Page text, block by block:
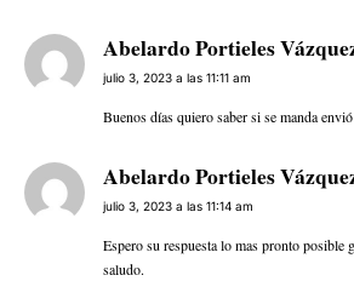
Abelardo Portieles
julio 3, 2023 a las 11:11 am
Buenos días quiero saber si se manda
Abelardo Portieles
julio 3, 2023 a las 11:14 am
Espero su respuesta lo mas pronto posible
saludo.